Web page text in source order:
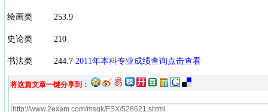
绘画类 253.9
史论类 210
书法类 244.7 2011年本科专业成绩查询点击查看
将这篇文章一键分享到：